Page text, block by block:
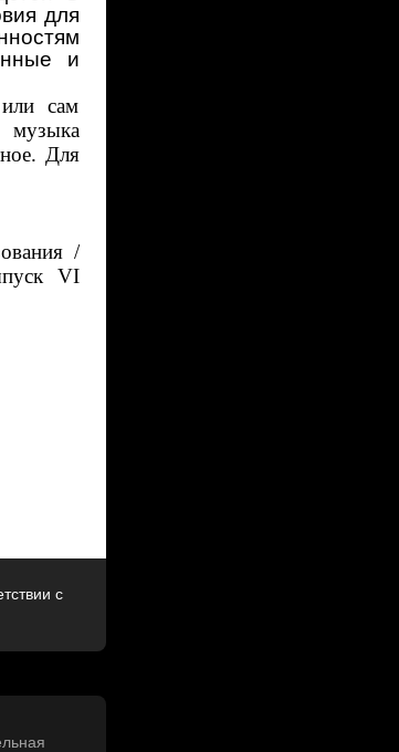
для
и
сам
музыка
Для
/
VI
с